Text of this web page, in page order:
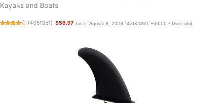
Kayaks and Boats
(4051351 ) $56.97 (as of Agosto 6, 2026 14:08 GMT +00:00 - More info)